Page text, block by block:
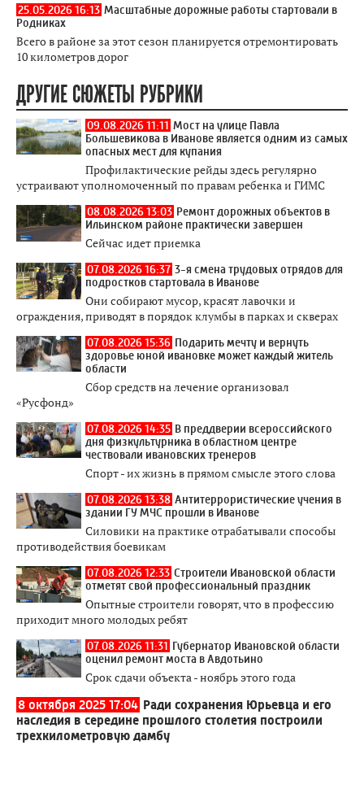
25.05.2026 16:13 Масштабные дорожные работы стартовали в
Родниках
Всего в районе за этот сезон планируется отремонтировать
10 километров дорог
ДРУГИЕ СЮЖЕТЫ РУБРИКИ
09.08.2026 11:11 Мост на улице Павла
Большевикова в Иванове является одним из самых
опасных мест для купания
Профилактические рейды здесь регулярно
устраивают уполномоченный по правам ребенка и ГИМС
08.08.2026 13:03 Ремонт дорожных объектов в
Ильинском районе практически завершен
Сейчас идет приемка
07.08.2026 16:37 3-я смена трудовых отрядов для
подростков стартовала в Иванове
Они собирают мусор, красят лавочки и
ограждения, приводят в порядок клумбы в парках и скверах
07.08.2026 15:36 Подарить мечту и вернуть
здоровье юной ивановке может каждый житель
области
Сбор средств на лечение организовал
«Русфонд»
07.08.2026 14:35 В преддверии всероссийского
дня физкультурника в областном центре
чествовали ивановских тренеров
Спорт - их жизнь в прямом смысле этого слова
07.08.2026 13:38 Антитеррористические учения в
здании ГУ МЧС прошли в Иванове
Силовики на практике отрабатывали способы
противодействия боевикам
07.08.2026 12:33 Строители Ивановской области
отметят свой профессиональный праздник
Опытные строители говорят, что в профессию
приходит много молодых ребят
07.08.2026 11:31 Губернатор Ивановской области
оценил ремонт моста в Авдотьино
Срок сдачи объекта - ноябрь этого года
8 октября 2025 17:04 Ради сохранения Юрьевца и его
наследия в середине прошлого столетия построили
трехкилометровую дамбу